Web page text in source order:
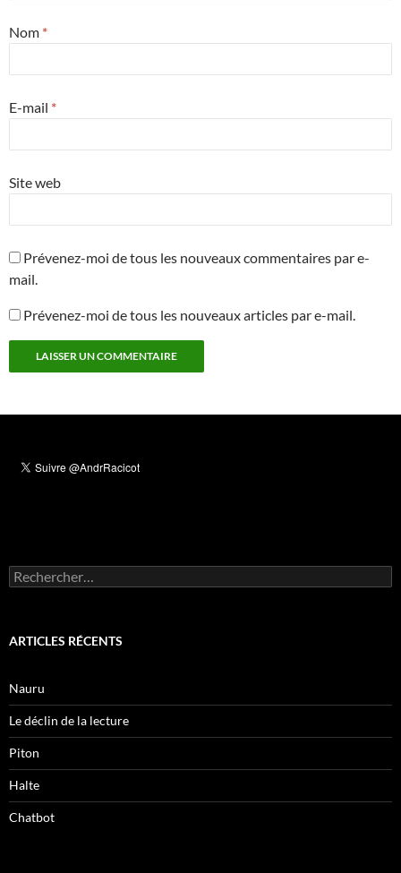
Nom *
E-mail *
Site web
Prévenez-moi de tous les nouveaux commentaires par e-
mail.
Prévenez-moi de tous les nouveaux articles par e-mail.
Rechercher :
ARTICLES RÉCENTS
Nauru
Le déclin de la lecture
Piton
Halte
Chatbot